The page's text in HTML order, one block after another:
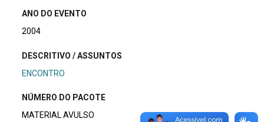
ANO DO EVENTO
2004
DESCRITIVO / ASSUNTOS
ENCONTRO
NÚMERO DO PACOTE
MATERIAL AVULSO